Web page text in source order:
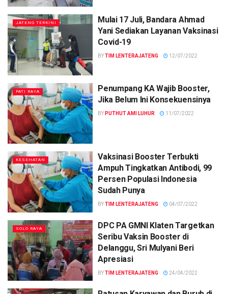
JATENG TERKINI
Mulai 17 Juli, Bandara Ahmad
Yani Sediakan Layanan Vaksinasi
Covid-19
BYTIM LENTERAJATENG 12/07/2022
PATI RAYA
Penumpang KA Wajib Booster,
Jika Belum Ini Konsekuensinya
BY PUTHUT AMI LUHUR 11/07/2022
KESEHATAN
Vaksinasi Booster Terbukti
Ampuh Tingkatkan Antibodi, 99
Persen Populasi Indonesia
Sudah Punya
BYTIM LENTERAJATENG 04/07/2022
SOLO RAYA
DPC PA GMNI Klaten Targetkan
Seribu Vaksin Booster di
Delanggu, Sri Mulyani Beri
Apresiasi
BYTIM LENTERAJATENG 24/04/2022